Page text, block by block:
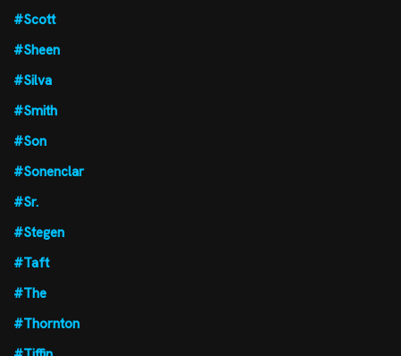
#Scott
#Sheen
#Silva
#Smith
#Son
#Sonenclar
#Sr.
#Stegen
#Taft
#The
#Thornton